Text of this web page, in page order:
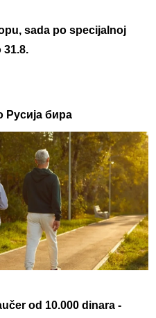
sada po specijalnoj
31.8.
Русија бира
od 10.000 dinara -